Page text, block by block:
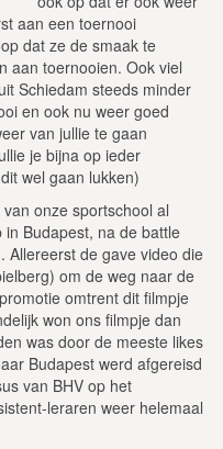
aan een toernooi
dat ze de smaak te
aan toernooien. Ook viel
Schiedam steeds minder
en ook nu weer goed
van jullie te gaan
je bijna op ieder
wel gaan lukken)
onze sportschool al
Budapest, na de battle
Allereerst de gave video die
om de weg naar de
omtrent dit filmpje
won ons filmpje dan
was door de meeste likes
Budapest werd afgereisd
van BHV op het
leraren weer helemaal